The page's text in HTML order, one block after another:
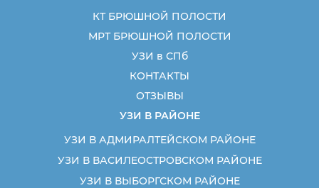
КТ БРЮШНОЙ ПОЛОСТИ
МРТ БРЮШНОЙ ПОЛОСТИ
УЗИ в СПб
КОНТАКТЫ
ОТЗЫВЫ
УЗИ В РАЙОНЕ
УЗИ В АДМИРАЛТЕЙСКОМ РАЙОНЕ
УЗИ В ВАСИЛЕОСТРОВСКОМ РАЙОНЕ
УЗИ В ВЫБОРГСКОМ РАЙОНЕ